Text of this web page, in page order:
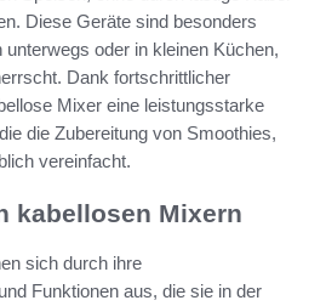
Diese Geräte sind besonders
oder in kleinen Küchen,
Dank fortschrittlicher
Mixer eine leistungsstarke
die Zubereitung von Smoothies,
vereinfacht.
kabellosen Mixern
sich durch ihre
Funktionen aus, die sie in der